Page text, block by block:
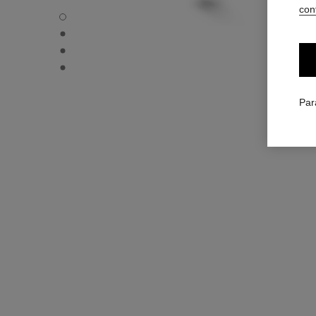
Boucles d'oreilles souples transformables Bouton de
Boucles d'oreilles souples transformables Bouton de
Boucles d'oreilles souples transformables Bouton de
Boucles d'oreilles souples transformables Bouton de